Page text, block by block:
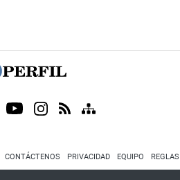
CONTÁCTENOS PRIVACIDAD EQUIPO